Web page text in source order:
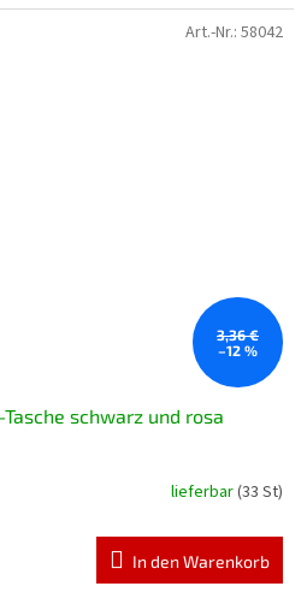
3,36 €
–12 %
schwarz und rosa
lieferbar(33 St)
In den Warenkorb
Art.-Nr.: 58042